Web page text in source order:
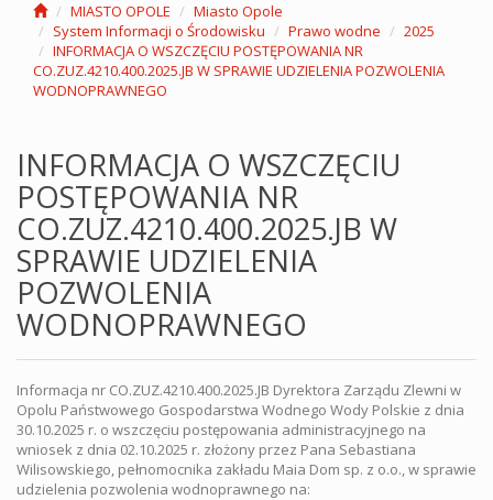
MIASTO OPOLE
Miasto Opole
System Informacji o Środowisku
Prawo wodne
2025
INFORMACJA O WSZCZĘCIU POSTĘPOWANIA NR
CO.ZUZ.4210.400.2025.JB W SPRAWIE UDZIELENIA POZWOLENIA
WODNOPRAWNEGO
INFORMACJA O WSZCZĘCIU
POSTĘPOWANIA NR
CO.ZUZ.4210.400.2025.JB W
SPRAWIE UDZIELENIA
POZWOLENIA
WODNOPRAWNEGO
Informacja nr CO.ZUZ.4210.400.2025.JB Dyrektora Zarządu Zlewni w
Opolu Państwowego Gospodarstwa Wodnego Wody Polskie z dnia
30.10.2025 r. o wszczęciu postępowania administracyjnego na
wniosek z dnia 02.10.2025 r. złożony przez Pana Sebastiana
Wilisowskiego, pełnomocnika zakładu Maia Dom sp. z o.o., w sprawie
udzielenia pozwolenia wodnoprawnego na: